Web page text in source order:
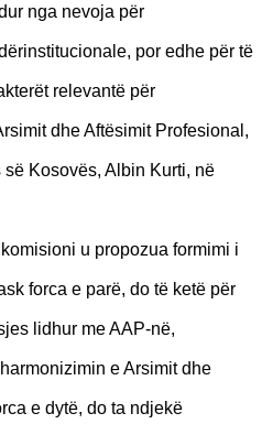
nga nevoja për
por edhe për të
relevantë për
dhe Aftësimit Profesional,
Kosovës, Albin Kurti, në
u propozua formimi i
forca e parë, do të ketë për
lidhur me AAP-në,
e Arsimit dhe
e dytë, do ta ndjekë